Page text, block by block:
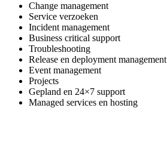
Change management
Service verzoeken
Incident management
Business critical support
Troubleshooting
Release en deployment management
Event management
Projects
Gepland en 24×7 support
Managed services en hosting